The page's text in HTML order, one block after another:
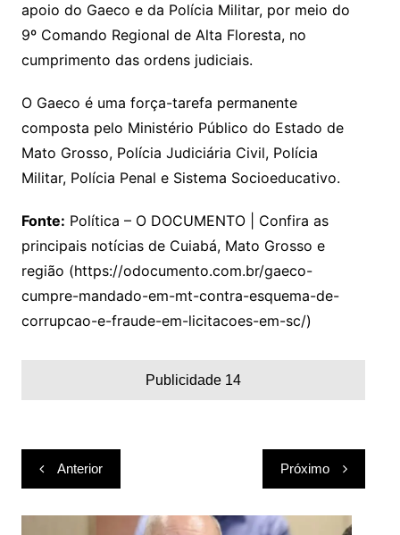
apoio do Gaeco e da Polícia Militar, por meio do
9º Comando Regional de Alta Floresta, no
cumprimento das ordens judiciais.
O Gaeco é uma força-tarefa permanente
composta pelo Ministério Público do Estado de
Mato Grosso, Polícia Judiciária Civil, Polícia
Militar, Polícia Penal e Sistema Socioeducativo.
Fonte: Política – O DOCUMENTO | Confira as
principais notícias de Cuiabá, Mato Grosso e
região (https://odocumento.com.br/gaeco-
cumpre-mandado-em-mt-contra-esquema-de-
corrupcao-e-fraude-em-licitacoes-em-sc/)
Publicidade 14
Navegação
de
Post
Anterior Próximo